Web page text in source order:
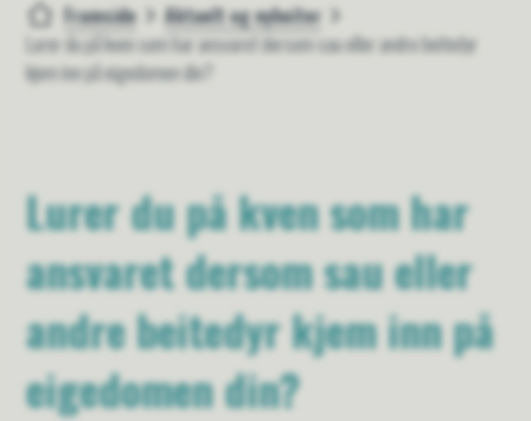
Du er her:
Framside
Aktuelt og nyheiter
Lurer du på kven som har ansvaret dersom sau eller andre beitedyr
kjem inn på eigedomen din?
Lurer du på kven som har
ansvaret dersom sau eller
andre beitedyr kjem inn på
eigedomen din?